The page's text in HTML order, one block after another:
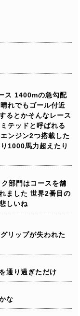
ス 1400mの急勾配
れでもゴール付近
るとかそんなレース
テッドと呼ばれる
ンジン2つ搭載した
1000馬力超えたり
部門はコースを舗
ました 世界2番目の
しいね
リップが失われた
通り過ぎただけ
な